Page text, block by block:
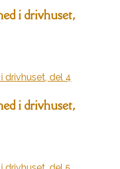
i drivhuset,
i drivhuset,